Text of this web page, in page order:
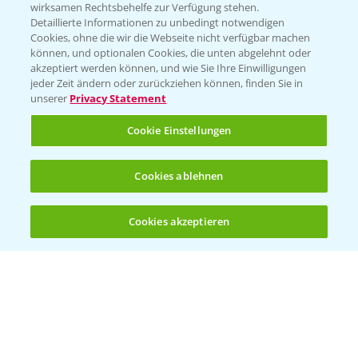
(noch 4)
T.+49 (0)174 346 564 1
KONTAKT
Hilfe in Notfällen
T.+49 (0)214/30-20220
Folgen Sie uns
wirksamen Rechtsbehelfe zur Verfügung stehen.
Detaillierte Informationen zu unbedingt notwendigen
Cookies, ohne die wir die Webseite nicht verfügbar machen
können, und optionalen Cookies, die unten abgelehnt oder
akzeptiert werden können, und wie Sie Ihre Einwilligungen
jeder Zeit ändern oder zurückziehen können, finden Sie in
unserer Privacy Statement
Cookie Einstellungen
Cookies ablehnen
Cookies akzeptieren